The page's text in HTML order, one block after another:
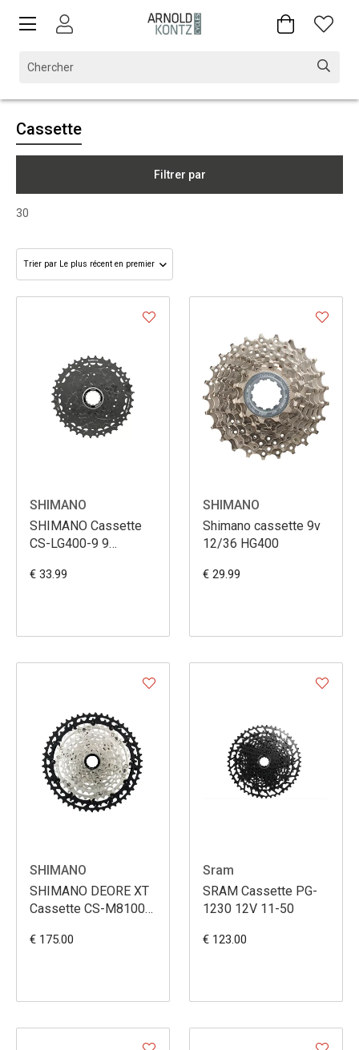
Cassette
Filtrer par
30
SHIMANO
SHIMANO Cassette
CS-LG400-9 9
€ 33.99
SHIMANO
Shimano cassette 9v
12/36 HG400
€ 29.99
SHIMANO
SHIMANO DEORE XT
Cassette CS-M8100-
vitesses
€ 175.00
Sram
SRAM Cassette PG-
1230 12V 11-50
€ 123.00